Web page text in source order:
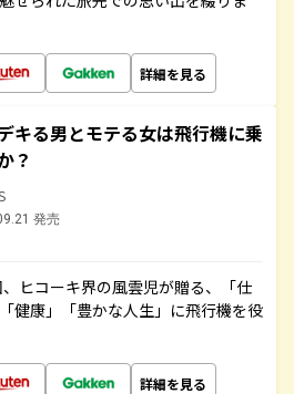
詳細を見る
キる男とモテる女は飛行機に乗
？
発売
ヒコーキ界の風雲児が贈る、「仕
健康」「豊かな人生」に飛行機を役
詳細を見る